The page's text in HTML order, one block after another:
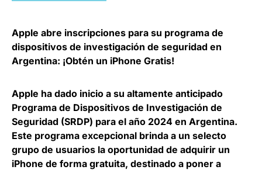
Apple abre inscripciones para su programa de
dispositivos de investigación de seguridad en
Argentina: ¡Obtén un iPhone Gratis!
Apple ha dado inicio a su altamente anticipado
Programa de Dispositivos de Investigación de
Seguridad (SRDP) para el año 2024 en Argentina.
Este programa excepcional brinda a un selecto
grupo de usuarios la oportunidad de adquirir un
iPhone de forma gratuita, destinado a poner a